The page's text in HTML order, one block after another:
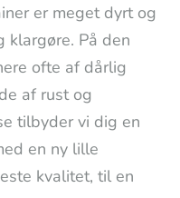
er meget dyrt og
klargøre. På den
ofte af dårlig
af rust og
tilbyder vi dig en
en ny lille
kvalitet, til en